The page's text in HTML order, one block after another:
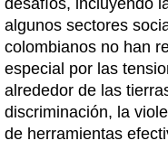
desafíos, incluyendo
algunos sectores
colombianos no han
especial por las
alrededor de las
discriminación, la
de herramientas